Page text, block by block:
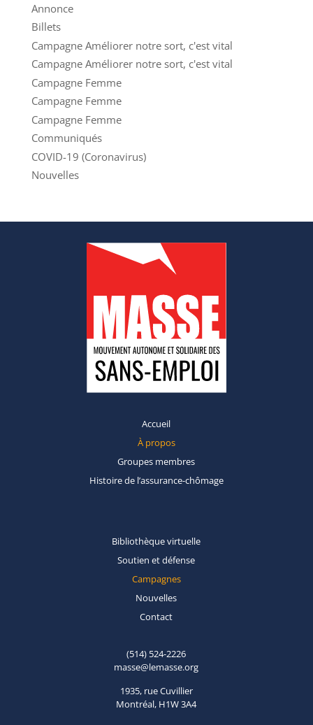
Annonce
Billets
Campagne Améliorer notre sort, c'est vital
Campagne Améliorer notre sort, c'est vital
Campagne Femme
Campagne Femme
Campagne Femme
Communiqués
COVID-19 (Coronavirus)
Nouvelles
Accueil
À propos
Groupes membres
Histoire de l’assurance-chômage
Bibliothèquevirtuelle
Soutien etdéfense
Campagnes
Nouvelles
Contact
(514) 524-2226
masse@lemasse.org
1935, rue Cuvillier
Montréal, H1W 3A4